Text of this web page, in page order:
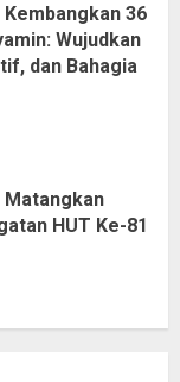
36
Wujudkan
dan Bahagia
HUT Ke-81